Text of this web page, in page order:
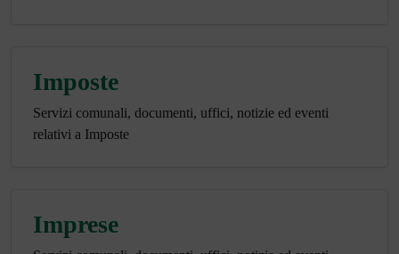
Imposte
Servizi comunali, documenti, uffici, notizie ed eventi
relativi a Imposte
Imprese